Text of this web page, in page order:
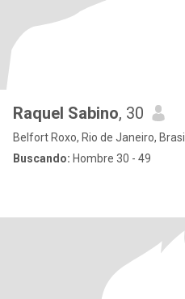
Raquel Sabino, 30
Belfort Roxo, Rio de Janeiro, Brasil
Buscando: Hombre 30 - 49